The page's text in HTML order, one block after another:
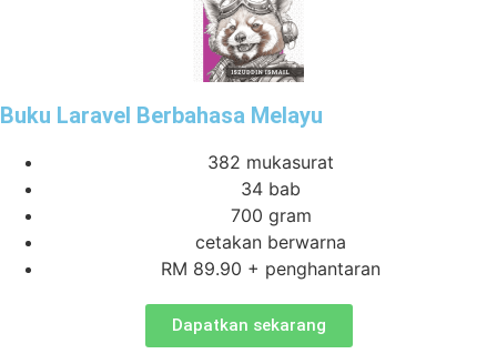
Buku Laravel Berbahasa Melayu
382 mukasurat
34 bab
700 gram
cetakan berwarna
RM 89.90 + penghantaran
Dapatkan sekarang